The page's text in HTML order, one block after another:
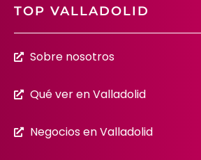
TOP VALLADOLID
Sobre nosotros
Qué ver en Valladolid
Negocios en Valladolid